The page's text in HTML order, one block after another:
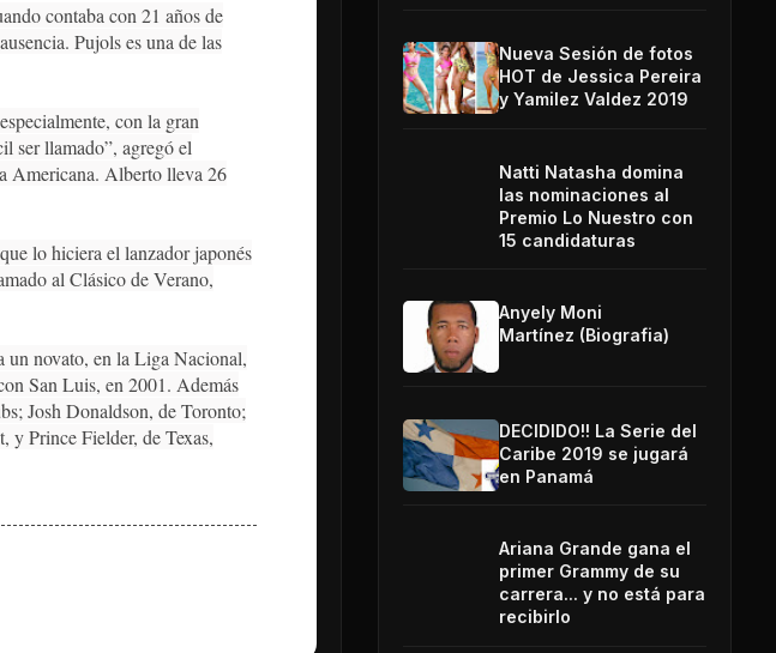
contaba con 21 años de
Pujols es una de las
con la gran
ser llamado”, agregó el
Americana. Alberto lleva 26
lo hiciera el lanzador japonés
al Clásico de Verano,
un novato, en la Liga Nacional,
San Luis, en 2001. Además
Josh Donaldson, de Toronto;
Prince Fielder, de Texas,
Nueva Sesión de fotos
HOT de Jessica Pereira
y Yamilez Valdez 2019
Natti Natasha domina
las nominaciones al
Premio Lo Nuestro con
15 candidaturas
Anyely Moni
Martínez (Biografia)
DECIDIDO!! La Serie del
Caribe 2019 se jugará
en Panamá
Ariana Grande gana el
primer Grammy de su
carrera... y no está para
recibirlo